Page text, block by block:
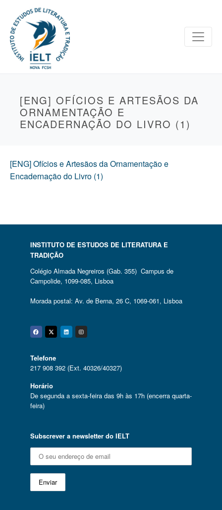
[ENG] OFÍCIOS E ARTESÃOS DA
ORNAMENTAÇÃO E
ENCADERNAÇÃO DO LIVRO (1)
[ENG] Ofícios e Artesãos da Ornamentação e
Encadernação do Livro (1)
INSTITUTO DE ESTUDOS DE LITERATURA E
TRADIÇÃO
Colégio Almada Negreiros (Gab. 355) Campus de
Campolide, 1099-085, Lisboa
Morada postal: Av. de Berna, 26 C, 1069-061, Lisboa
Facebook
Twitter
Linkedin
Instagram
Telefone
217 908 392 (Ext. 40326/40327)
Horário
De segunda a sexta-feira das 9h às 17h (encerra quarta-
feira)
Subscrever a newsletter do IELT